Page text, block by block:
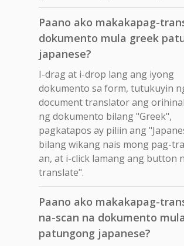
Paano ako makakapag-
dokumento mula greek
japanese?
I-drag at i-drop lang ang iyong
dokumento sa form, tutukuyin
document translator ang
ng dokumento bilang "Greek",
pagkatapos ay piliin ang
bilang wikang nais mong pag-
an, at i-click lamang ang button
translate".
Paano ako makakapag-
na-scan na dokumento
patungong japanese?